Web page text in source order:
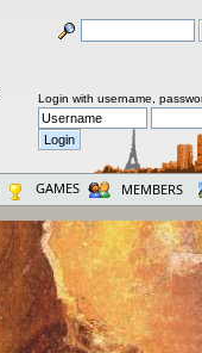
Login with username,
GAMES MEMBERS